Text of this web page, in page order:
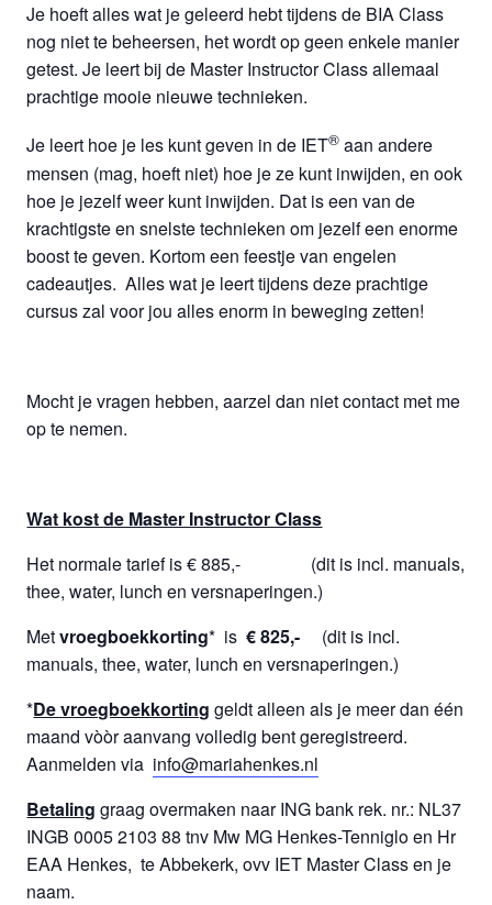
Je hoeft alles wat je geleerd hebt tijdens de BIA Class
nog niet te beheersen, het wordt op geen enkele manier
getest. Je leert bij de Master Instructor Class allemaal
prachtige mooie nieuwe technieken.
Je leert hoe je les kunt geven in de IET® aan andere
mensen (mag, hoeft niet) hoe je ze kunt inwijden, en ook
hoe je jezelf weer kunt inwijden. Dat is een van de
krachtigste en snelste technieken om jezelf een enorme
boost te geven. Kortom een feestje van engelen
cadeautjes. Alles wat je leert tijdens deze prachtige
cursus zal voor jou alles enorm in beweging zetten!
Mocht je vragen hebben, aarzel dan niet contact met me
op te nemen.
Wat kost de Master Instructor Class
Het normale tarief is € 885,- (dit is incl. manuals,
thee, water, lunch en versnaperingen.)
Metvroegboekkorting* is€ 825,- (dit is incl.
manuals, thee, water, lunch en versnaperingen.)
*De vroegboekkorting geldt alleen als je meer dan één
maand vòòr aanvang volledig bent geregistreerd.
Aanmelden via info@mariahenkes.nl
Betaling graag overmaken naar ING bank rek. nr.: NL37
INGB 0005 2103 88 tnv Mw MG Henkes-Tenniglo en Hr
EAA Henkes, te Abbekerk, ovv IET Master Class en je
naam.